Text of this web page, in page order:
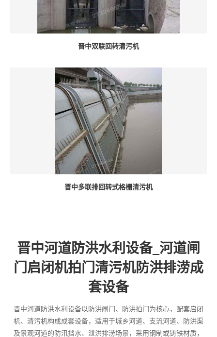
晋中双联回转清污机
晋中多联排回转式格栅清污机
晋中河道防洪水利设备_河道闸
门启闭机拍门清污机防洪排涝成
套设备
晋中河道防洪水利设备以防洪闸门、防洪拍门为核心，配套启闭
机、清污机构成成套设备，适用于城乡河道、支流河道、防洪渠
及景观河道的防汛挡水、泄洪排涝场景，采用钢制或铸铁材质，